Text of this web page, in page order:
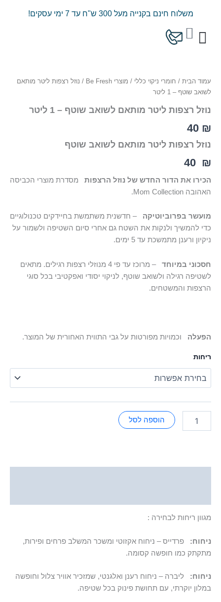
משלוח חינם בקנייה מעל 300 ש"ח עד 7 ימי עסקים!
עגלת
קניות
עמוד הבית / חומרי ניקוי כללי / מוצרי Be Fresh
/ נוזל רצפות ליטר מותאם
לשואב שוטף – 1 ליטר
נוזל רצפות ליטר מותאם לשואב שוטף – 1 ליטר
40 ₪
נוזל רצפות ליטר מותאם לשואב שוטף
40 ₪
הכירו את הדור החדש של נוזל הרצפות מסדרת מוצרי הכביסה
האהובה Mom Collection.
מועשר בפרוביוטיקה – חדשנית משתמשת בחיידקים טכנולוגיים
כדי להמשיך ולנקות את השטח גם אחרי סיום השטיפה ולשמור על
ניקיון ורענן מתמשכת עד 5 ימים.
חסכוני במיוחד
– מרוכז עד פי 4 מנוזלי רצפות רגילים. מתאים
לשטיפה רגילה ולשואב שוטף, לניקוי יסודי ואפקטיבי בכל סוגי
הרצפות והמשטחים.
הפעלה וכמויות מפורטות על גבי התווית האחורית של המוצר.
ריחות
רצפות
ליטר
לשואב
שוטף
–
1
הוספה לסל
מגוון ריחות לבחירה :
ניחוח: פרדייס – ניחוח אקזוטי ומשכר המשלב פרחים ופירות,
מתקתק כמו חופשה קסומה.
ניחוח: ליברה – ניחוח רענן ואלגנטי, שמזכיר אוויר צלול וחופשה
במלון יוקרתי, עם תחושת פינוק בכל שטיפה.